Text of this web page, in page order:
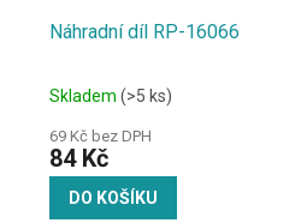
Náhradní díl RP-16066
Skladem (>5 ks)
69 Kč bez DPH
84 Kč
DO KOŠÍKU